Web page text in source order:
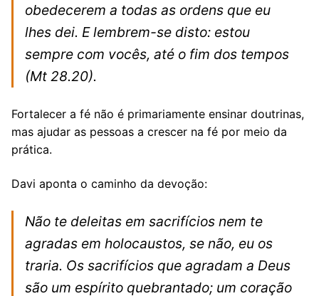
obedecerem a todas as ordens que eu
lhes dei. E lembrem-se disto: estou
sempre com vocês, até o fim dos tempos
(Mt 28.20).
Fortalecer a fé não é primariamente ensinar doutrinas,
mas ajudar as pessoas a crescer na fé por meio da
prática.
Davi aponta o caminho da devoção:
Não te deleitas em sacrifícios nem te
agradas em holocaustos, se não, eu os
traria. Os sacrifícios que agradam a Deus
são um espírito quebrantado; um coração